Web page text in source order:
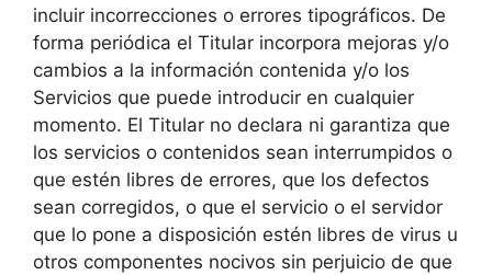
incluir incorrecciones o errores tipográficos. De
forma periódica el Titular incorpora mejoras y/o
cambios a la información contenida y/o los
Servicios que puede introducir en cualquier
momento. El Titular no declara ni garantiza que
los servicios o contenidos sean interrumpidos o
que estén libres de errores, que los defectos
sean corregidos, o que el servicio o el servidor
que lo pone a disposición estén libres de virus u
otros componentes nocivos sin perjuicio de que